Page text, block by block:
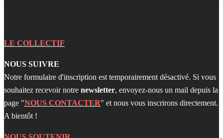
LE COLLECTIF
NOUS SUIVRE
Notre formulaire d'inscription est temporairement désactivé. Si vous
souhaitez recevoir notre newsletter, envoyez-nous un mail depuis la
page "NOUS CONTACTER" et nous vous inscrirons directement.
A bientôt !